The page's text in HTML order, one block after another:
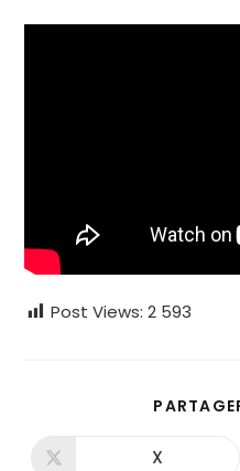
Post Views: 2 593
Ouvrir
X